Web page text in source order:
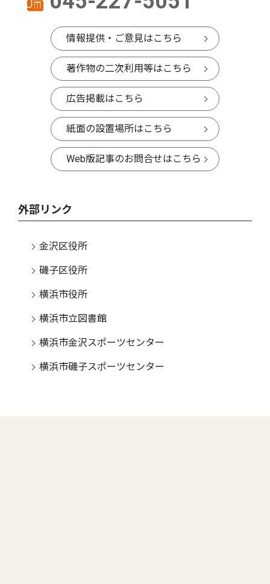
情報提供・ご意見はこちら
著作物の二次利用等はこちら
広告掲載はこちら
紙面の設置場所はこちら
Web版記事のお問合せはこちら
外部リンク
金沢区役所
磯子区役所
横浜市役所
横浜市立図書館
横浜市金沢スポーツセンター
横浜市磯子スポーツセンター